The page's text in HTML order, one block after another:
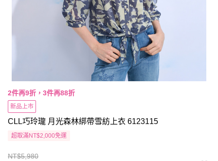
2件再9折，3件再88折
新品上市
CLL巧玲瓏 月光森林綁帶雪紡上衣 6123115
超取滿NT$2,000免運
NT$5,980